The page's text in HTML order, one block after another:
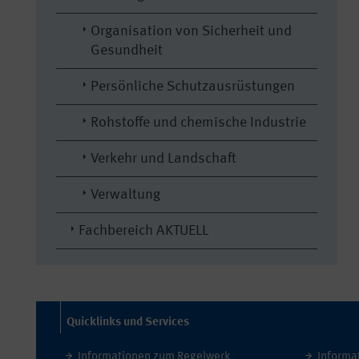
Organisation von Sicherheit und
Gesundheit
Persönliche Schutzausrüstungen
Rohstoffe und chemische Industrie
Verkehr und Landschaft
Verwaltung
Fachbereich AKTUELL
Quicklinks und Services